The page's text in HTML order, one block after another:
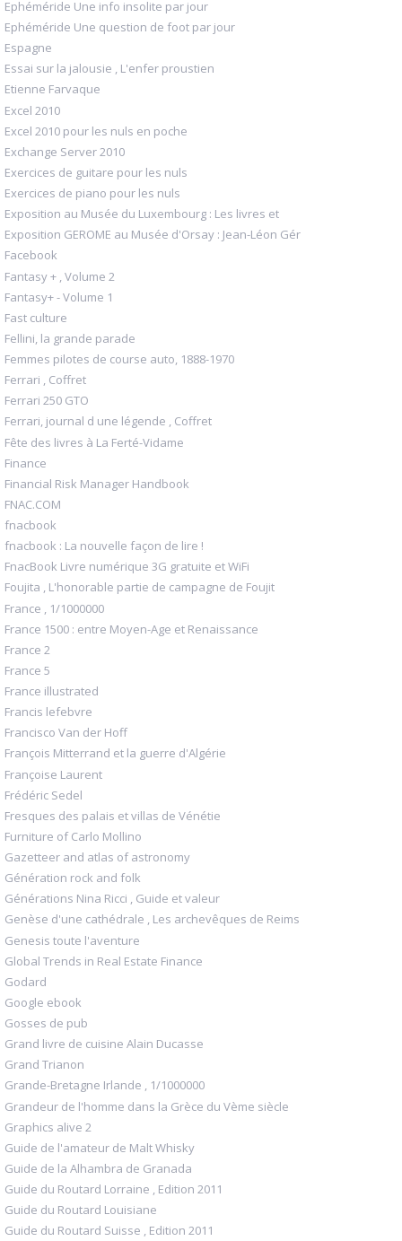
Ephéméride Une info insolite par jour
Ephéméride Une question de foot par jour
Espagne
Essai sur la jalousie , L'enfer proustien
Etienne Farvaque
Excel 2010
Excel 2010 pour les nuls en poche
Exchange Server 2010
Exercices de guitare pour les nuls
Exercices de piano pour les nuls
Exposition au Musée du Luxembourg : Les livres et
Exposition GEROME au Musée d'Orsay : Jean-Léon Gér
Facebook
Fantasy + , Volume 2
Fantasy+ - Volume 1
Fast culture
Fellini, la grande parade
Femmes pilotes de course auto, 1888-1970
Ferrari , Coffret
Ferrari 250 GTO
Ferrari, journal d une légende , Coffret
Fête des livres à La Ferté-Vidame
Finance
Financial Risk Manager Handbook
FNAC.COM
fnacbook
fnacbook : La nouvelle façon de lire !
FnacBook Livre numérique 3G gratuite et WiFi
Foujita , L'honorable partie de campagne de Foujit
France , 1/1000000
France 1500 : entre Moyen-Age et Renaissance
France 2
France 5
France illustrated
Francis lefebvre
Francisco Van der Hoff
François Mitterrand et la guerre d'Algérie
Françoise Laurent
Frédéric Sedel
Fresques des palais et villas de Vénétie
Furniture of Carlo Mollino
Gazetteer and atlas of astronomy
Génération rock and folk
Générations Nina Ricci , Guide et valeur
Genèse d'une cathédrale , Les archevêques de Reims
Genesis toute l'aventure
Global Trends in Real Estate Finance
Godard
Google ebook
Gosses de pub
Grand livre de cuisine Alain Ducasse
Grand Trianon
Grande-Bretagne Irlande , 1/1000000
Grandeur de l'homme dans la Grèce du Vème siècle
Graphics alive 2
Guide de l'amateur de Malt Whisky
Guide de la Alhambra de Granada
Guide du Routard Lorraine , Edition 2011
Guide du Routard Louisiane
Guide du Routard Suisse , Edition 2011